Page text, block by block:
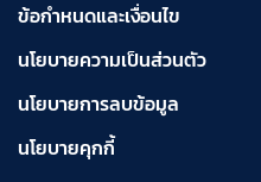
ข้อกำหนดและเงื่อนไข
นโยบายความเป็นส่วนตัว
นโยบายการลบข้อมูล
นโยบายคุกกี้